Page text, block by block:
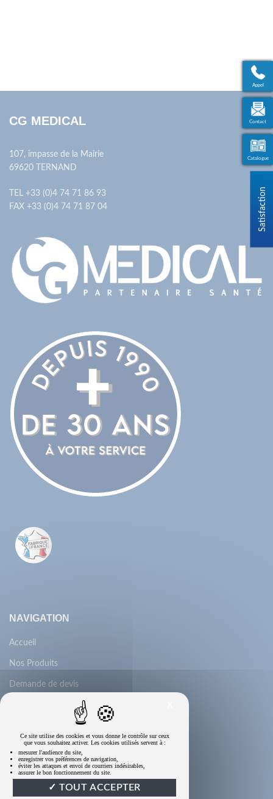
CG MEDICAL
107, impasse de la Mairie
69620 TERNAND
TEL +33 (0)4 74 71 86 93
FAX +33 (0)4 74 71 87 04
NAVIGATION
Accueil
Nos Produits
Demande de devis
Qui Sommes-nous
Mon compte
Recrutement
Appel
Contact
Catalogue
Ce site utilise des cookies et vous donne le contrôle sur ceux
que vous souhaitez activer. Les cookies utilisés servent à :
mesurer l'audience du site,
enregistrer vos préférences de navigation,
éviter les attaques et envoi de courriers indésirables,
assurer le bon fonctionnement du site.
TOUT ACCEPTER